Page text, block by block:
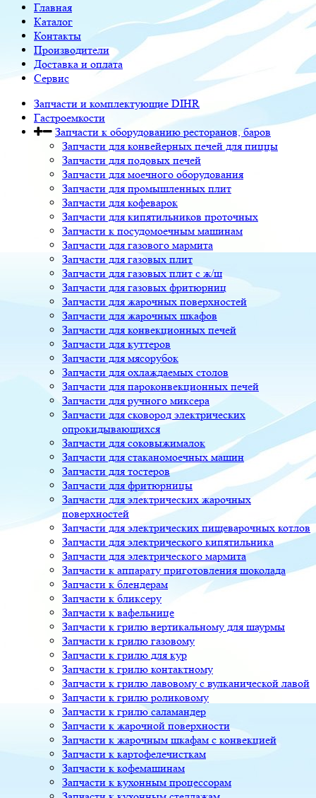
Главная
Каталог
Контакты
Производители
Доставка и оплата
Сервис
Запчасти и комплектующие DIHR
Гастроемкости
Запчасти к оборудованию ресторанов, баров
Запчасти для конвейерных печей для пиццы
Запчасти для подовых печей
Запчасти для моечного оборудования
Запчасти для промышленных плит
Запчасти для кофеварок
Запчасти для кипятильников проточных
Запчасти к посудомоечным машинам
Запчасти для газового мармита
Запчасти для газовых плит
Запчасти для газовых плит с ж/ш
Запчасти для газовых фритюрниц
Запчасти для жарочных поверхностей
Запчасти для жарочных шкафов
Запчасти для конвекционных печей
Запчасти для куттеров
Запчасти для мясорубок
Запчасти для охлаждаемых столов
Запчасти для пароконвекционных печей
Запчасти для ручного миксера
Запчасти для сковород электрических
опрокидывающихся
Запчасти для соковыжималок
Запчасти для стаканомоечных машин
Запчасти для тостеров
Запчасти для фритюрницы
Запчасти для электрических жарочных
поверхностей
Запчасти для электрических пищеварочных котлов
Запчасти для электрического кипятильника
Запчасти для электрического мармита
Запчасти к аппарату приготовления шоколада
Запчасти к блендерам
Запчасти к бликсеру
Запчасти к вафельнице
Запчасти к грилю вертикальному для шаурмы
Запчасти к грилю газовому
Запчасти к грилю для кур
Запчасти к грилю контактному
Запчасти к грилю лавовому с вулканической лавой
Запчасти к грилю роликовому
Запчасти к грилю саламандер
Запчасти к жарочной поверхности
Запчасти к жарочным шкафам с конвекцией
Запчасти к картофелечисткам
Запчасти к кофемашинам
Запчасти к кухонным процессорам